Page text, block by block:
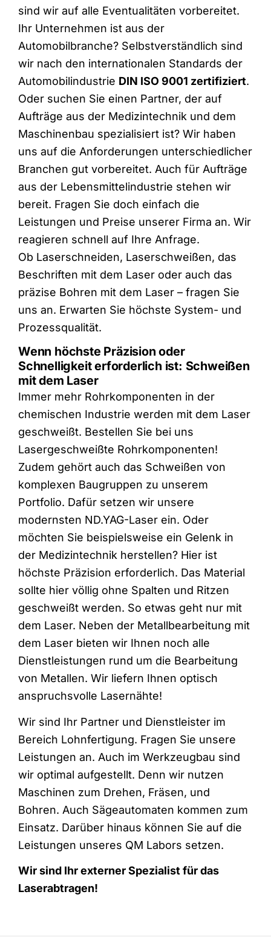
sind wir auf alle Eventualitäten vorbereitet.
Ihr Unternehmen ist aus der
Automobilbranche? Selbstverständlich sind
wir nach den internationalen Standards der
Automobilindustrie DIN ISO 9001 zertifiziert.
Oder suchen Sie einen Partner, der auf
Aufträge aus der Medizintechnik und dem
Maschinenbau spezialisiert ist? Wir haben
uns auf die Anforderungen unterschiedlicher
Branchen gut vorbereitet. Auch für Aufträge
aus der Lebensmittelindustrie stehen wir
bereit. Fragen Sie doch einfach die
Leistungen und Preise unserer Firma an. Wir
reagieren schnell auf Ihre Anfrage.
Ob Laserschneiden, Laserschweißen, das
Beschriften mit dem Laser oder auch das
präzise Bohren mit dem Laser – fragen Sie
uns an. Erwarten Sie höchste System- und
Prozessqualität.
Wenn höchste Präzision oder
Schnelligkeit erforderlich ist: Schweißen
mit dem Laser
Immer mehr Rohrkomponenten in der
chemischen Industrie werden mit dem Laser
geschweißt. Bestellen Sie bei uns
Lasergeschweißte Rohrkomponenten!
Zudem gehört auch das Schweißen von
komplexen Baugruppen zu unserem
Portfolio. Dafür setzen wir unsere
modernsten ND.YAG-Laser ein. Oder
möchten Sie beispielsweise ein Gelenk in
der Medizintechnik herstellen? Hier ist
höchste Präzision erforderlich. Das Material
sollte hier völlig ohne Spalten und Ritzen
geschweißt werden. So etwas geht nur mit
dem Laser. Neben der Metallbearbeitung mit
dem Laser bieten wir Ihnen noch alle
Dienstleistungen rund um die Bearbeitung
von Metallen. Wir liefern Ihnen optisch
anspruchsvolle Lasernähte!
Wir sind Ihr Partner und Dienstleister im
Bereich Lohnfertigung. Fragen Sie unsere
Leistungen an. Auch im Werkzeugbau sind
wir optimal aufgestellt. Denn wir nutzen
Maschinen zum Drehen, Fräsen, und
Bohren. Auch Sägeautomaten kommen zum
Einsatz. Darüber hinaus können Sie auf die
Leistungen unseres QM Labors setzen.
Wir sind Ihr externer Spezialist für das
Laserabtragen!